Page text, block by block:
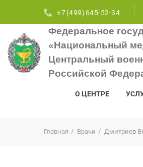
+7 (499) 645-52-34
Федеральное
«Национальный
Центральный
Российской
О ЦЕНТРЕ
Главная Врачи Дмитриев